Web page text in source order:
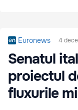
Euronews 4
Senatul
proiectul
fluxurile